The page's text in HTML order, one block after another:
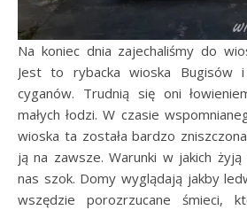
Na koniec dnia zajechaliśmy do
Jest to rybacka wioska Bugisów
cyganów. Trudnią się oni
małych łodzi. W czasie
wioska ta została bardzo
ją na zawsze. Warunki w jakich
nas szok. Domy wyglądają jakby
wszędzie porozrzucane śmieci,